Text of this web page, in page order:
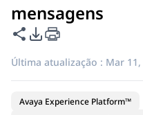
mensagens
Compartilhar esta
Opções de
Última atualização : Mar 11,
Avaya Experience Platform™